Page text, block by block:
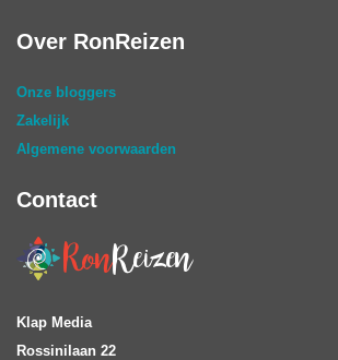
Over RonReizen
Onze bloggers
Zakelijk
Algemene voorwaarden
Contact
Klap Media
Rossinilaan 22